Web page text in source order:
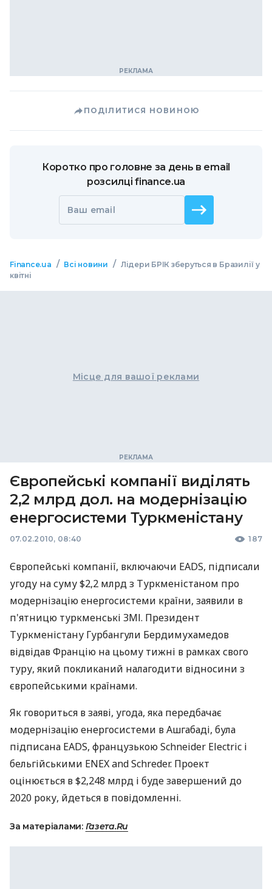
ПОДІЛИТИСЯ НОВИНОЮ
Коротко про головне за день в email
розсилці finance.ua
Ваш email
Finance.ua / Всі новини / Лідери БРІК зберуться в Бразилії у
квітні
Місце для вашої реклами
Європейські компанії виділять
2,2 млрд дол. на модернізацію
енергосистеми Туркменістану
07.02.2010, 08:40 187
Європейські компанії, включаючи EADS, підписали
угоду на суму $2,2 млрд з Туркменістаном про
модернізацію енергосистеми країни, заявили в
п'ятницю туркменські ЗМІ. Президент
Туркменістану Гурбангули Бердимухамедов
відвідав Францію на цьому тижні в рамках свого
туру, який покликаний налагодити відносини з
європейськими країнами.
Як говориться в заяві, угода, яка передбачає
модернізацію енергосистеми в Ашгабаді, була
підписана EADS, французькою Schneider Electric і
бельгійськими ENEX and Schreder. Проект
оцінюється в $2,248 млрд і буде завершений до
2020 року, йдеться в повідомленні.
За матеріалами: Газета.Ru